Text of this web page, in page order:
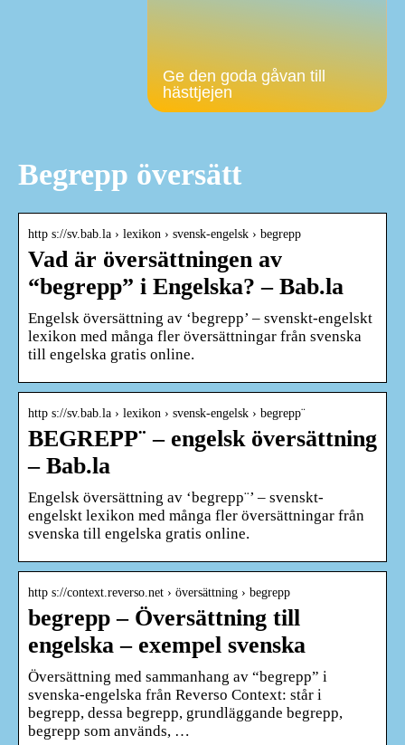
Ge den goda gåvan till
hästtjejen
Begrepp översätt
http s://sv.bab.la › lexikon › svensk-engelsk › begrepp
Vad är översättningen av
“begrepp” i Engelska? – Bab.la
Engelsk översättning av ‘begrepp’ – svenskt-engelskt
lexikon med många fler översättningar från svenska
till engelska gratis online.
http s://sv.bab.la › lexikon › svensk-engelsk › begrepp¨
BEGREPP¨ – engelsk översättning
– Bab.la
Engelsk översättning av ‘begrepp¨’ – svenskt-
engelskt lexikon med många fler översättningar från
svenska till engelska gratis online.
http s://context.reverso.net › översättning › begrepp
begrepp – Översättning till
engelska – exempel svenska
Översättning med sammanhang av “begrepp” i
svenska-engelska från Reverso Context: står i
begrepp, dessa begrepp, grundläggande begrepp,
begrepp som används, …